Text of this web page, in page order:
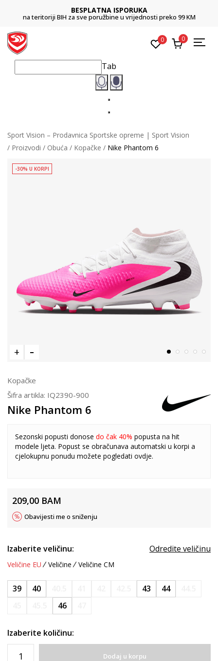
BESPLATNA ISPORUKA
na teritoriji BIH za sve poružbine u vrijednosti preko 99 KM
0 0
Tab
Sport Vision – Prodavnica Sportske opreme | Sport Vision
Proizvodi
Obuća Kopačke Nike Phantom 6
-30% U KORPI
Kopačke
Šifra artikla: IQ2390-900
Nike Phantom 6
Sezonski popusti donose do čak 40% popusta na hit
modele ljeta. Popust se obračunava automatski u korpi a
cjelokupnu ponudu možete pogledati ovdje.
209,00 BAM
Obavijesti me o sniženju
Izaberite veličinu: Odredite veličinu
Veličine EU Veličine Veličine CM
39 40 43 44
46
Izaberite količinu:
Dodaj u korpu